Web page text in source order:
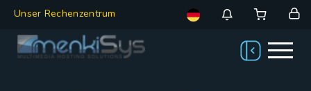
Unser Rechenzentrum